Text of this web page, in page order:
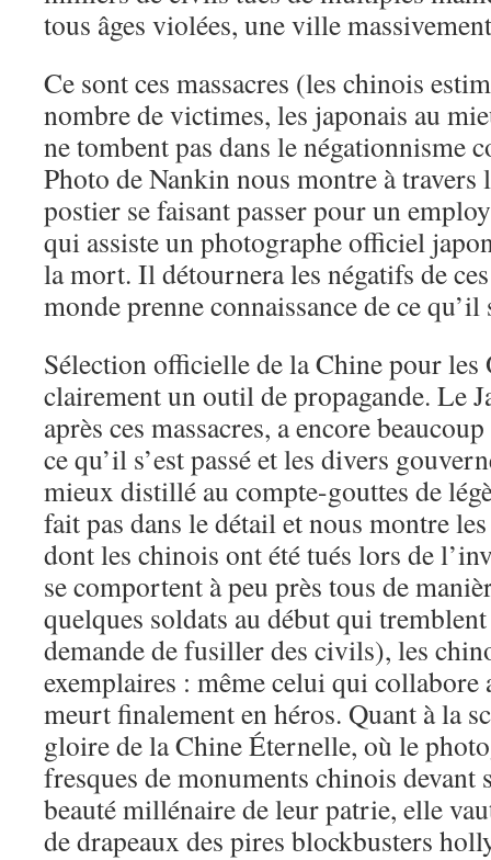
tous âges violées, une ville
Ce sont ces massacres (les chinois
nombre de victimes, les japonais au
ne tombent pas dans le négationnisme
Photo de Nankin nous montre à travers
postier se faisant passer pour un
qui assiste un photographe officiel
la mort. Il détournera les négatifs de
monde prenne connaissance de ce qu’il
Sélection officielle de la Chine pour les
clairement un outil de propagande. Le
après ces massacres, a encore
ce qu’il s’est passé et les divers
mieux distillé au compte-gouttes de
fait pas dans le détail et nous montre
dont les chinois ont été tués lors de
se comportent à peu près tous de
quelques soldats au début qui
demande de fusiller des civils), les
exemplaires : même celui qui collabore
meurt finalement en héros. Quant à la
gloire de la Chine Éternelle, où le
fresques de monuments chinois devant
beauté millénaire de leur patrie, elle
de drapeaux des pires blockbusters